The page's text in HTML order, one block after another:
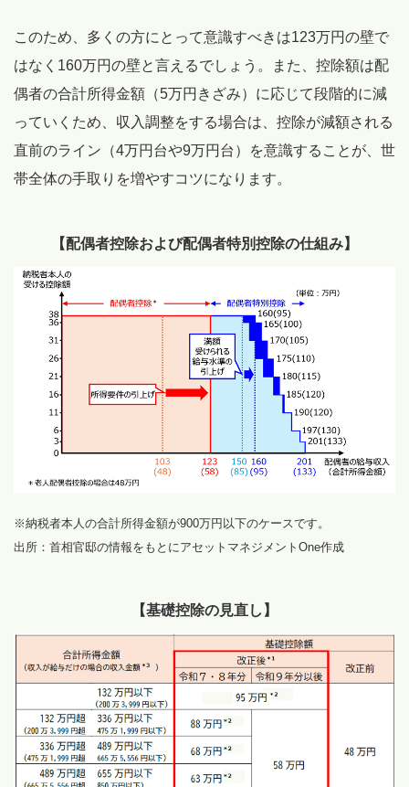
このため、多くの方にとって意識すべきは123万円の壁で
はなく160万円の壁と言えるでしょう。また、控除額は配
偶者の合計所得金額（5万円きざみ）に応じて段階的に減
っていくため、収入調整をする場合は、控除が減額される
直前のライン（4万円台や9万円台）を意識することが、世
帯全体の手取りを増やすコツになります。
【配偶者控除および配偶者特別控除の仕組み】
※納税者本人の合計所得金額が900万円以下のケースです。
出所：首相官邸の情報をもとにアセットマネジメントOne作成
【基礎控除の見直し】